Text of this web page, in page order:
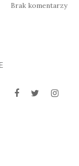
Brak komentarzy